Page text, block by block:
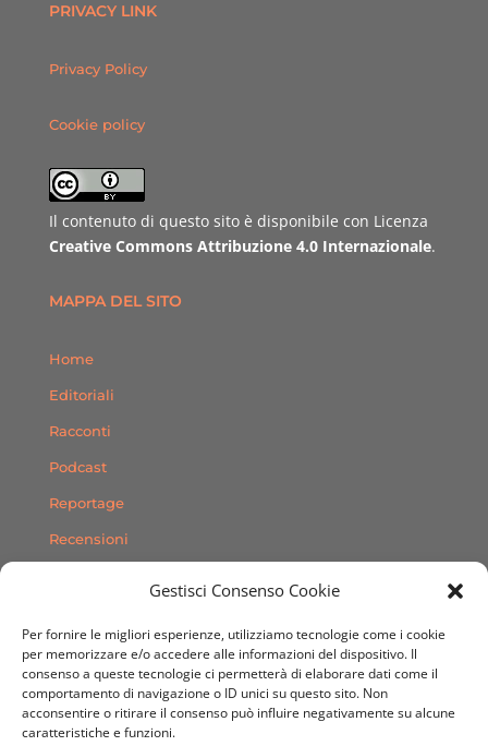
Gestisci Consenso Cookie
Per fornire le migliori esperienze, utilizziamo tecnologie come i cookie
per memorizzare e/o accedere alle informazioni del dispositivo. Il
consenso a queste tecnologie ci permetterà di elaborare dati come il
comportamento di navigazione o ID unici su questo sito. Non
acconsentire o ritirare il consenso può influire negativamente su alcune
caratteristiche e funzioni.
PRIVACY LINK
Privacy Policy
Cookie policy
Il contenuto di questo sito è disponibile con Licenza
Creative Commons Attribuzione 4.0 Internazionale.
MAPPA DEL SITO
Home
Editoriali
Racconti
Podcast
Reportage
Recensioni
Contatti
SEGUICI SUI SOCIAL